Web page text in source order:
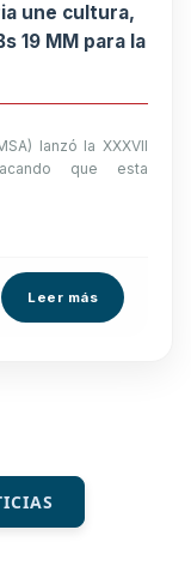
une cultura,
19 MM para la
lanzó la XXXVII
que esta
Leer más